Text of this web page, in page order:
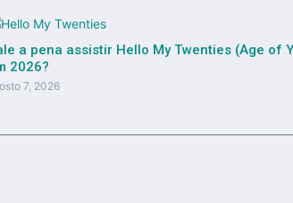
a pena assistir Hello My Twenties (Age of
2026?
7, 2026